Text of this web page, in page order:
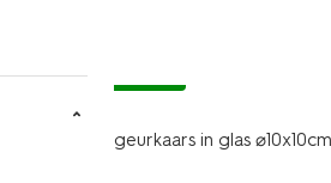
geurkaars in glas